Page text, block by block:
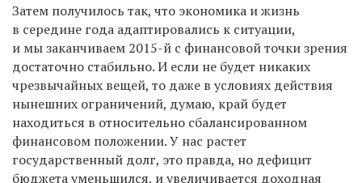
Затем получилось так, что экономика и жизнь
в середине года адаптировались к ситуации,
и мы заканчиваем 2015-й с финансовой точки зрения
достаточно стабильно. И если не будет никаких
чрезвычайных вещей, то даже в условиях действия
нынешних ограничений, думаю, край будет
находиться в относительно сбалансированном
финансовом положении. У нас растет
государственный долг, это правда, но дефицит
бюджета уменьшился, и увеличивается доходная